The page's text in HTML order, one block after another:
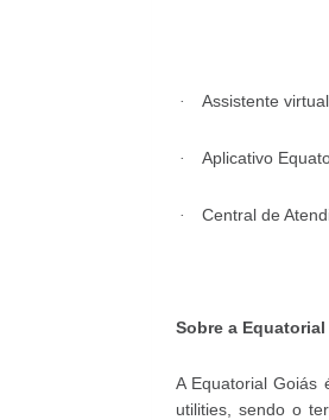
· Assistente
· Aplicativo
· Central de
Sobre a Equatorial
A Equatorial Goiás
utilities, sendo o